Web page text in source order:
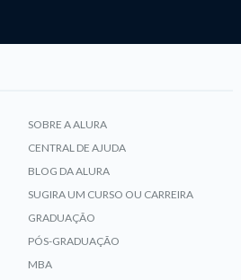
SOBRE A ALURA
CENTRAL DE AJUDA
BLOG DA ALURA
SUGIRA UM CURSO OU CARREIRA
GRADUAÇÃO
PÓS-GRADUAÇÃO
MBA